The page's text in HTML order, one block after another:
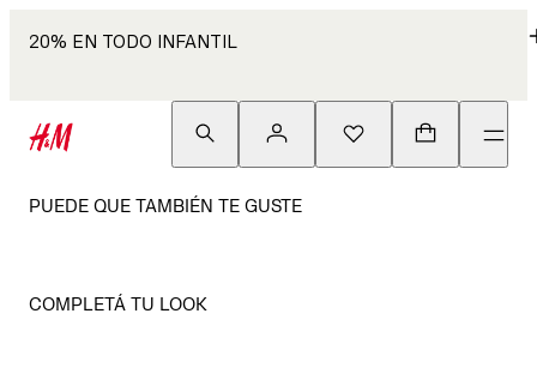
20% EN TODO INFANTIL
PUEDE QUE TAMBIÉN TE GUSTE
COMPLETÁ TU LOOK